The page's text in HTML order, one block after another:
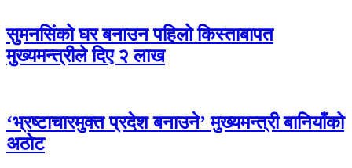
सुमनसिंको घर बनाउन पहिलो किस्ताबापत
मुख्यमन्त्रीले दिए २ लाख
‘भ्रष्टाचारमुक्त प्रदेश बनाउने’ मुख्यमन्त्री बानियाँको
अठोट